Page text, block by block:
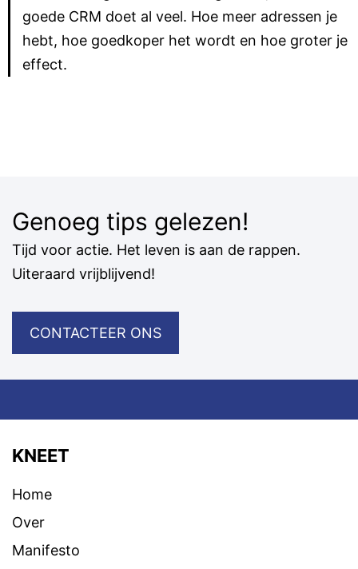
goede CRM doet al veel. Hoe meer adressen je
hebt, hoe goedkoper het wordt en hoe groter je
effect.
Genoeg tips gelezen!
Tijd voor actie. Het leven is aan de rappen.
Uiteraard vrijblijvend!
CONTACTEER ONS
KNEET
Home
Over
Manifesto